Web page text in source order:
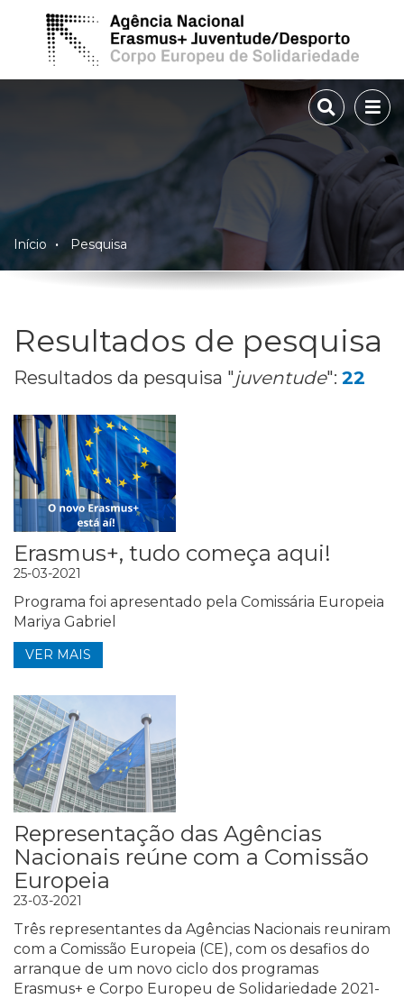
TOGGLE
Início Pesquisa
Resultados de pesquisa
Resultados da pesquisa "juventude": 22
Erasmus+, tudo começa aqui!
25-03-2021
Programa foi apresentado pela Comissária Europeia
Mariya Gabriel
VER MAIS
Representação das Agências
Nacionais reúne com a Comissão
Europeia
23-03-2021
Três representantes da Agências Nacionais reuniram
com a Comissão Europeia (CE), com os desafios do
arranque de um novo ciclo dos programas
Erasmus+ e Corpo Europeu de Solidariedade 2021-